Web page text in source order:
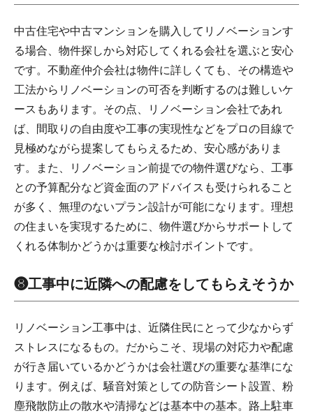
中古住宅や中古マンションを購入してリノベーションす
る場合、物件探しから対応してくれる会社を選ぶと安心
です。不動産仲介会社は物件に詳しくても、その構造や
工法からリノベーションの可否を判断するのは難しいケ
ースもあります。その点、リノベーション会社であれ
ば、間取りの自由度や工事の実現性などをプロの目線で
見極めながら提案してもらえるため、安心感がありま
す。また、リノベーション前提での物件選びなら、工事
との予算配分など資金面のアドバイスも受けられること
が多く、無理のないプラン設計が可能になります。理想
の住まいを実現するために、物件選びからサポートして
くれる体制かどうかは重要な検討ポイントです。
❽工事中に近隣への配慮をしてもらえそうか
リノベーション工事中は、近隣住民にとって少なからず
ストレスになるもの。だからこそ、現場の対応力や配慮
が行き届いているかどうかは会社選びの重要な基準にな
ります。例えば、騒音対策としての防音シート設置、粉
塵飛散防止の散水や清掃などは基本中の基本。路上駐車